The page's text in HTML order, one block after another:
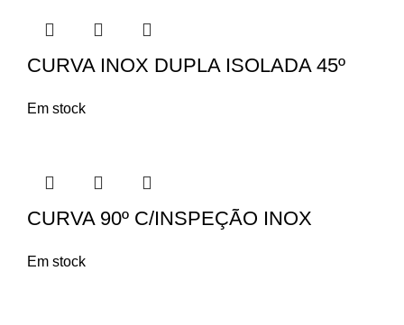
CURVA INOX DUPLA ISOLADA 45º
Em stock
CURVA 90º C/INSPEÇÃO INOX
Em stock